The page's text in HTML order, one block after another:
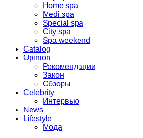
Home spa
Medi spa
Special spa
City spa
Spa weekend
Catalog
Opinion
Рекомендации
Закон
Обзоры
Celebrity
Интервью
News
Lifestyle
Мода